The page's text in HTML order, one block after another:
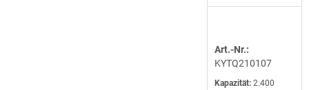
Art.-Nr.:
KYTQ210107
Kapazität: 2.400